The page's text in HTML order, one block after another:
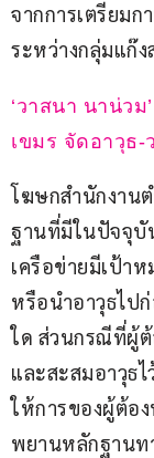
จากการเตรียม
ระหว่างกลุ่มแก๊ง
‘วาสนา นาน่วม
เขมร จัดอาวุธ-
โฆษกสำนักงาน
ฐานที่มีในปัจจุบั
เครือข่ายมีเป้า
หรือนำอาวุธไป
ใด ส่วนกรณีที่ผู้ต้
และสะสมอาวุธ
ให้การของผู้ต้อ
พยานหลักฐานท